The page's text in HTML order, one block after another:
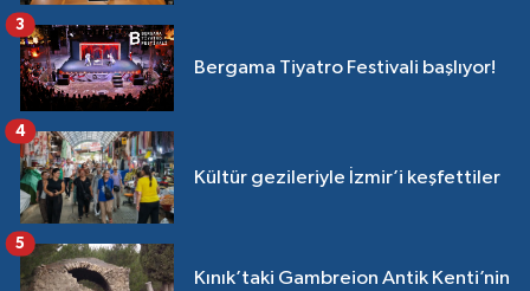
Bergama Tiyatro Festivali başlıyor!
3
Kültür gezileriyle İzmir’i keşfettiler
4
Kınık’taki Gambreion Antik Kenti’nin
5